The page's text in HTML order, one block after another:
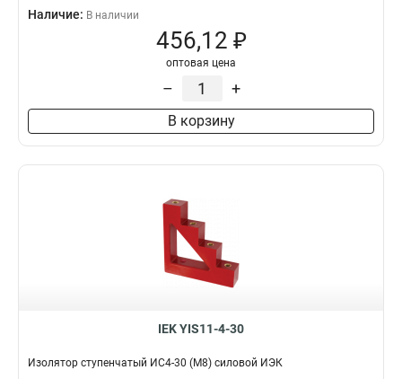
Наличие: В наличии
456,12 ₽
оптовая цена
– +
В корзину
IEK YIS11-4-30
Изолятор ступенчатый ИС4-30 (М8) силовой ИЭК